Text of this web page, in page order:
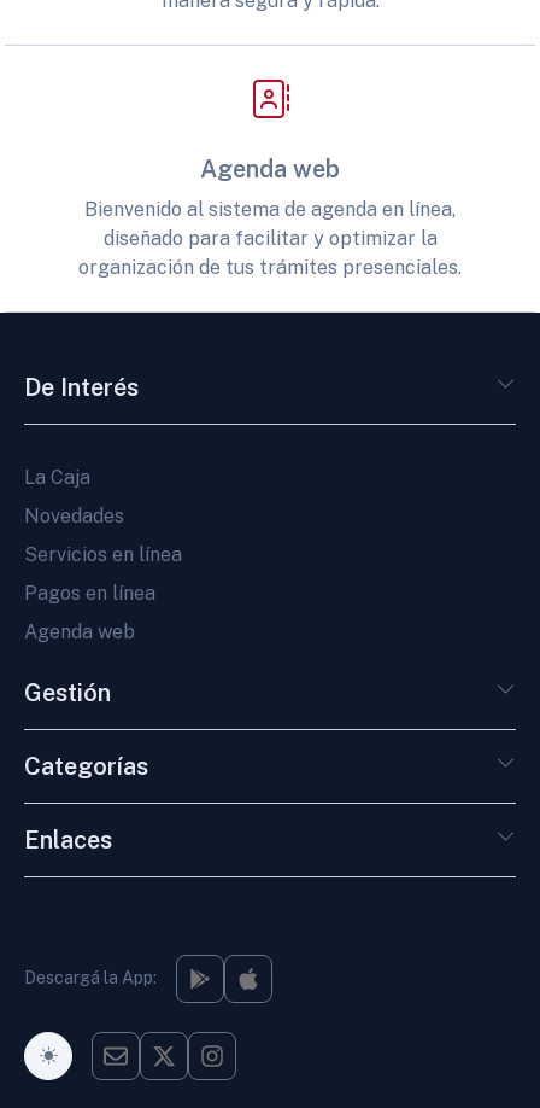
Agenda web
Bienvenido al sistema de agenda en línea,
diseñado para facilitar y optimizar la
organización de tus trámites presenciales.
De Interés
La Caja
Novedades
Servicios en línea
Pagos en línea
Agenda web
Gestión
Categorías
Enlaces
Descargá la App:
Modo Oscuro